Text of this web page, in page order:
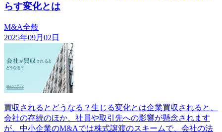
らす変化とは
M&A全般
2025年09月02日
買収されるとどうなる？生じる変化とは企業買収されると、
会社の存続のほか、社員や取引先への影響が懸念されます
が、中小企業のM&Aでは株式譲渡のスキームで、会社の法